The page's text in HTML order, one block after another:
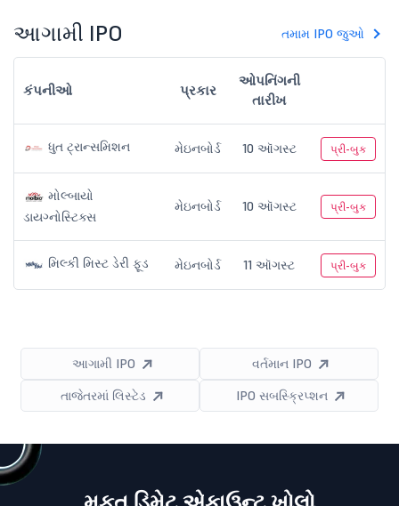
આગામી IPO તમામ IPO જુઓ
કંપનીઓ પ્રકાર
ઓપનિંગની
તારીખ
ધુત ટ્રાન્સમિશન મેઇનબોર્ડ 10 ઑગસ્ટ પ્રી-બુક
મોલ્બાયો
ડાયગ્નોસ્ટિક્સ
મેઇનબોર્ડ 10 ઑગસ્ટ પ્રી-બુક
મિલ્કી મિસ્ટ ડેરી ફૂડ મેઇનબોર્ડ 11 ઑગસ્ટ પ્રી-બુક
આગામી IPO
વર્તમાન IPO
તાજેતરમાં લિસ્ટેડ
IPO સબસ્ક્રિપ્શન